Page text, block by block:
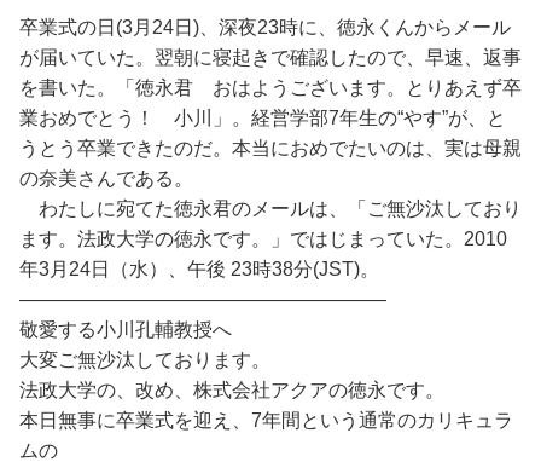
卒業式の日(3月24日)、深夜23時に、徳永くんからメール
が届いていた。翌朝に寝起きで確認したので、早速、返事
を書いた。「徳永君 おはようございます。とりあえず卒
業おめでとう！ 小川」。経営学部7年生の“やす”が、と
うとう卒業できたのだ。本当におめでたいのは、実は母親
の奈美さんである。
わたしに宛てた徳永君のメールは、「ご無沙汰しており
ます。法政大学の徳永です。」ではじまっていた。2010
年3月24日（水）、午後 23時38分(JST)。
―――――――――――――――――――
敬愛する小川孔輔教授へ
大変ご無沙汰しております。
法政大学の、改め、株式会社アクアの徳永です。
本日無事に卒業式を迎え、7年間という通常のカリキュラ
ムの